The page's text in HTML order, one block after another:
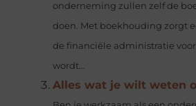
onderneming zullen zelf de
doen. Met boekhouding zorgt
de financiële administratie
wordt...
Alles wat je wilt weten